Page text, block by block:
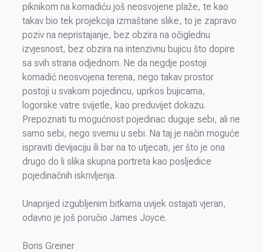
piknikom na komadiću još neosvojene plaže, te kao
takav bio tek projekcija izmaštane slike, to je zapravo
poziv na nepristajanje, bez obzira na očiglednu
izvjesnost, bez obzira na intenzivnu bujicu što dopire
sa svih strana odjednom. Ne da negdje postoji
komadić neosvojena terena, nego takav prostor
postoji u svakom pojedincu, uprkos bujicama,
logorske vatre svijetle, kao preduvijet dokazu.
Prepoznati tu mogućnost pojedinac duguje sebi, ali ne
samo sebi, nego svemu u sebi. Na taj je način moguće
ispraviti devijaciju ili bar na to utjecati, jer što je ona
drugo do li slika skupna portreta kao posljedice
pojedinačnih iskrivljenja.
Unaprijed izgubljenim bitkama uvijek ostajati vjeran,
odavno je još poručio James Joyce.
Boris Greiner